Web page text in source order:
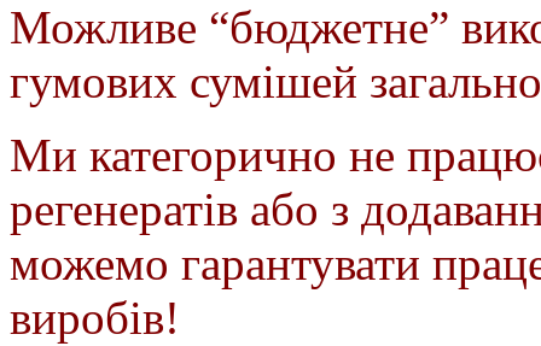
Можливе “бюджетне”
гумових сумішей
Ми категорично не
регенератів або з
можемо гарантувати
виробів!